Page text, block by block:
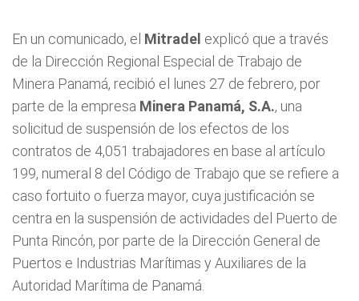
En un comunicado, el Mitradel explicó que a través
de la Dirección Regional Especial de Trabajo de
Minera Panamá, recibió el lunes 27 de febrero, por
parte de la empresa Minera Panamá, S.A., una
solicitud de suspensión de los efectos de los
contratos de 4,051 trabajadores en base al artículo
199, numeral 8 del Código de Trabajo que se refiere a
caso fortuito o fuerza mayor, cuya justificación se
centra en la suspensión de actividades del Puerto de
Punta Rincón, por parte de la Dirección General de
Puertos e Industrias Marítimas y Auxiliares de la
Autoridad Marítima de Panamá.